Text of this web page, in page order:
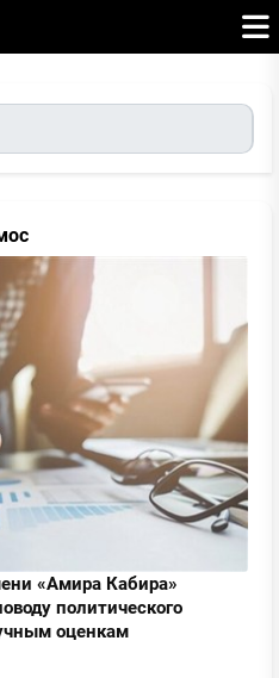
«Амира Кабира»
политического
оценкам